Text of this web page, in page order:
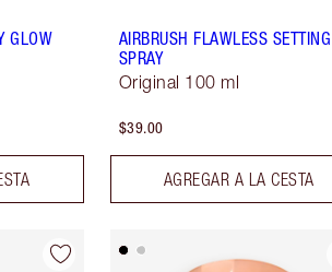
GLOW
AIRBRUSH FLAWLESS SETTING
SPRAY
Original 100 ml
$39.00
AGREGAR A LA CESTA